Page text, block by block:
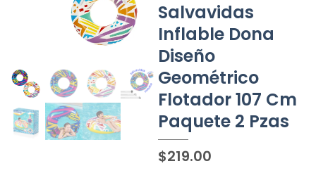
Salvavidas
Inflable Dona
Diseño
Geométrico
Flotador 107 Cm
Paquete 2 Pzas
$219.00